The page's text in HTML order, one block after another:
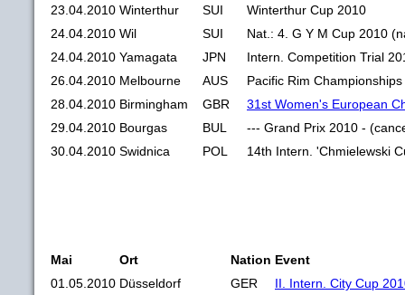
23.04.2010 Winterthur SUI
Winterthur Cup 2010
24.04.2010 Wil SUI
Nat.: 4. G Y M Cup 2010
24.04.2010 Yamagata JPN
Intern. Competition Trial
26.04.2010 Melbourne AUS
Pacific Rim
28.04.2010 Birmingham GBR
31st Women's European
29.04.2010 Bourgas BUL
--- Grand Prix 2010 -
30.04.2010 Swidnica POL 14th Intern. 'Chmielewski
Mai Ort Nation Event
01.05.2010 Düsseldorf GER
II. Intern. City Cup